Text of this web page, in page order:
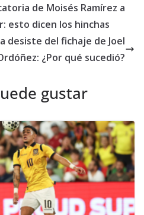
de Moisés Ramírez a
esto dicen los hinchas
desiste del fichaje de Joel
¿Por qué sucedió?
gustar